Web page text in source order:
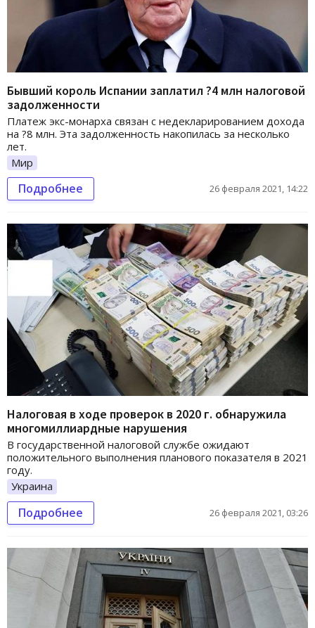
Бывший король Испании заплатил ?4 млн налоговой
задолженности
Платеж экс-монарха связан с недекларированием дохода
на ?8 млн. Эта задолженность накопилась за несколько
лет.
Мир
Подробнее 26 февраля 2021, 14:22
Налоговая в ходе проверок в 2020 г. обнаружила
многомиллиардные нарушения
В государственной налоговой службе ожидают
положительного выполнения планового показателя в 2021
году.
Украина
Подробнее 26 февраля 2021, 03:26